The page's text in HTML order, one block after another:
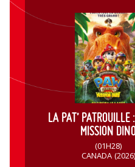
LA PAT’
MISSION
(01H28)
CANADA (2026)